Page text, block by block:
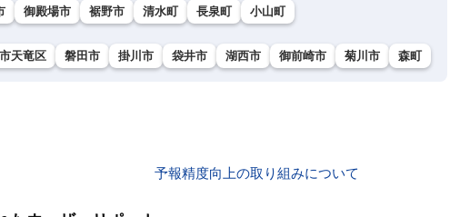
御殿場市 裾野市 清水町 長泉町 小山町
天竜区 磐田市 掛川市 袋井市 湖西市 御前崎市 菊川市 森町
予報精度向上の取り組みについて